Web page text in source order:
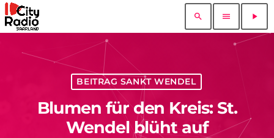
search menu play_arrow
BEITRAG SANKT WENDEL
Blumen für den Kreis: St.
Wendel blüht auf